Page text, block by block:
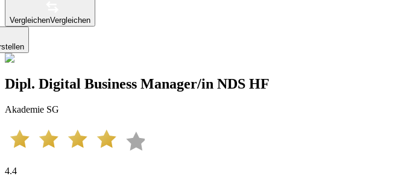
VergleichenVergleichen
Dipl. Di­gi­tal Bu­si­ness Ma­na­ger/in NDS HF
Akademie SG
4.4